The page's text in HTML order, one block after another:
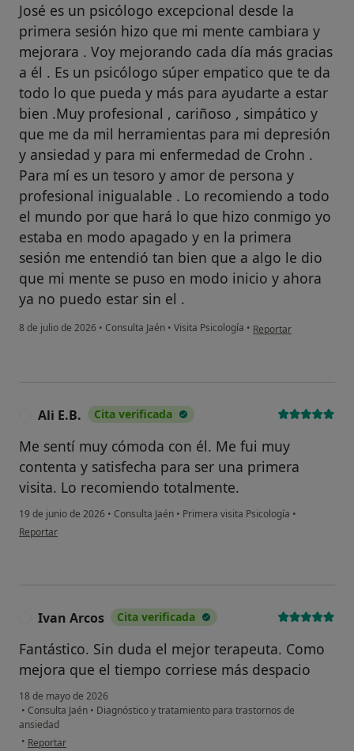
José es un psicólogo excepcional desde la
primera sesión hizo que mi mente cambiara y
mejorara . Voy mejorando cada día más gracias
a él . Es un psicólogo súper empatico que te da
todo lo que pueda y más para ayudarte a estar
bien .Muy profesional , cariñoso , simpático y
que me da mil herramientas para mi depresión
y ansiedad y para mi enfermedad de Crohn .
Para mí es un tesoro y amor de persona y
profesional inigualable . Lo recomiendo a todo
el mundo por que hará lo que hizo conmigo yo
estaba en modo apagado y en la primera
sesión me entendió tan bien que a algo le dio
que mi mente se puso en modo inicio y ahora
ya no puedo estar sin el .
8 de julio de 2026 • Consulta Jaén • Visita Psicología • en opinión del usuario
Reportar
Ali E.B. Cita verificada
Me sentí muy cómoda con él. Me fui muy
contenta y satisfecha para ser una primera
visita. Lo recomiendo totalmente.
19 de junio de 2026 • Consulta Jaén • Primera visita Psicología •
en opinión del usuario Ali E.B.
Reportar
Ivan Arcos Cita verificada
Fantástico. Sin duda el mejor terapeuta. Como
mejora que el tiempo corriese más despacio
18 de mayo de 2026
• Consulta Jaén • Diagnóstico y tratamiento para trastornos de
ansiedad
• en opinión del usuario Ivan Arcos
Reportar